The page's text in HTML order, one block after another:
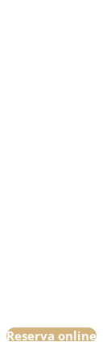
Reserva online